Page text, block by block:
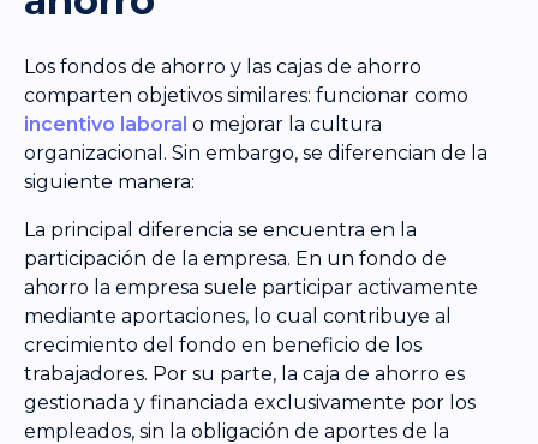
Los fondos de ahorro y las cajas de ahorro
comparten objetivos similares: funcionar como
incentivo laboral o mejorar la cultura
organizacional. Sin embargo, se diferencian de la
siguiente manera:
La principal diferencia se encuentra en la
participación de la empresa. En un fondo de
ahorro la empresa suele participar activamente
mediante aportaciones, lo cual contribuye al
crecimiento del fondo en beneficio de los
trabajadores. Por su parte, la caja de ahorro es
gestionada y financiada exclusivamente por los
empleados, sin la obligación de aportes de la